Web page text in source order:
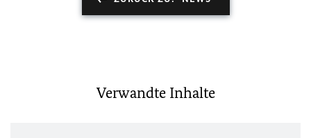
Verwandte Inhalte